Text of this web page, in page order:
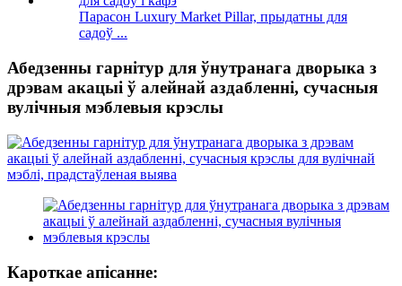
Парасон Luxury Market Pillar, прыдатны для
садоў ...
Абедзенны гарнітур для ўнутранага дворыка з
дрэвам акацыі ў алейнай аздабленні, сучасныя
вулічныя мэблевыя крэслы
Кароткае апісанне: